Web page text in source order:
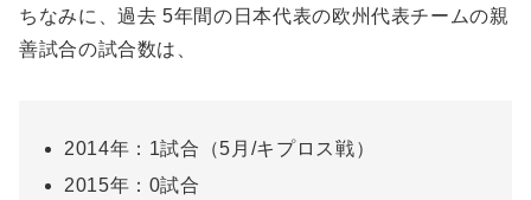
ちなみに、過去 5年間の日本代表の欧州代表チームの親
善試合の試合数は、
2014年：1試合（5月/キプロス戦）
2015年：0試合